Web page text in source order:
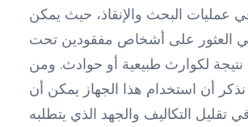
عمليات البحث والإنقاذ، حيث يمكن
العثور على أشخاص مفقودين تحت
لكوارث طبيعية أو حوادث. ومن
أن استخدام هذا الجهاز يمكن أن
تقليل التكاليف والجهد الذي يتطلبه